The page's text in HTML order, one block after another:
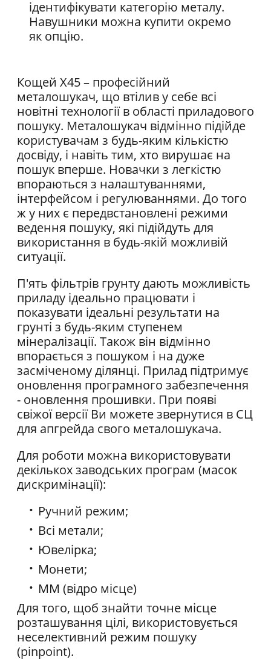
ідентифікувати категорію металу.
Навушники можна купити окремо
як опцію.
Кощей Х45 – професійний
металошукач, що втілив у себе всі
новітні технології в області приладового
пошуку. Металошукач відмінно підійде
користувачам з будь-яким кількістю
досвіду, і навіть тим, хто вирушає на
пошук вперше. Новачки з легкістю
впораються з налаштуваннями,
інтерфейсом і регулюваннями. До того
ж у них є передвстановлені режими
ведення пошуку, які підійдуть для
використання в будь-якій можливій
ситуації.
П'ять фільтрів грунту дають можливість
приладу ідеально працювати і
показувати ідеальні результати на
грунті з будь-яким ступенем
мінералізації. Також він відмінно
впорається з пошуком і на дуже
засміченому ділянці. Прилад підтримує
оновлення програмного забезпечення
- оновлення прошивки. При появі
свіжої версії Ви можете звернутися в СЦ
для апгрейда свого металошукача.
Для роботи можна використовувати
декількох заводських програм (масок
дискримінації):
Ручний режим;
Всі метали;
Ювелірка;
Монети;
ММ (відро місце)
Для того, щоб знайти точне місце
розташування цілі, використовується
неселективний режим пошуку
(pinpoint).